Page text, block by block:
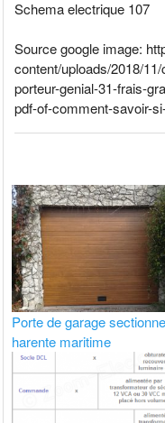
Schema electrique 107
Source google image:
content/uploads/2018/
porteur-genial-31-frais-
pdf-of-comment-savoir-
Porte de garage
harente maritime